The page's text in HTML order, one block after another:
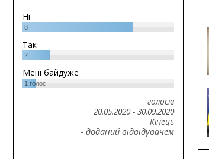
Ні
8
Так
2
Мені байдуже
1голос
голосів
20.05.2020- 30.09.2020
Кінець
- доданий відвідувачем